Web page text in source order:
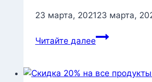
23 марта, 202123 марта,
Читайте далее
Вышло
обновление
Pro